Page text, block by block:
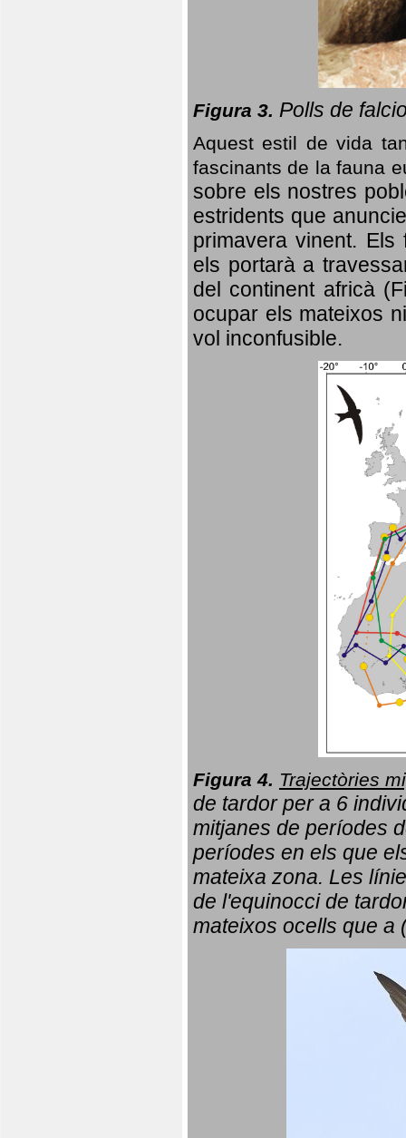
Figura 3. Polls de
Aquest estil de vida
fascinants de la fauna
sobre els nostres
estridents que
primavera vinent. Els
els portarà a
del continent africà
ocupar els mateixos
vol inconfusible.
Figura 4. Trajectòries
de tardor per a 6
mitjanes de períodes
períodes en els que
mateixa zona. Les
de l'equinocci de
mateixos ocells que a